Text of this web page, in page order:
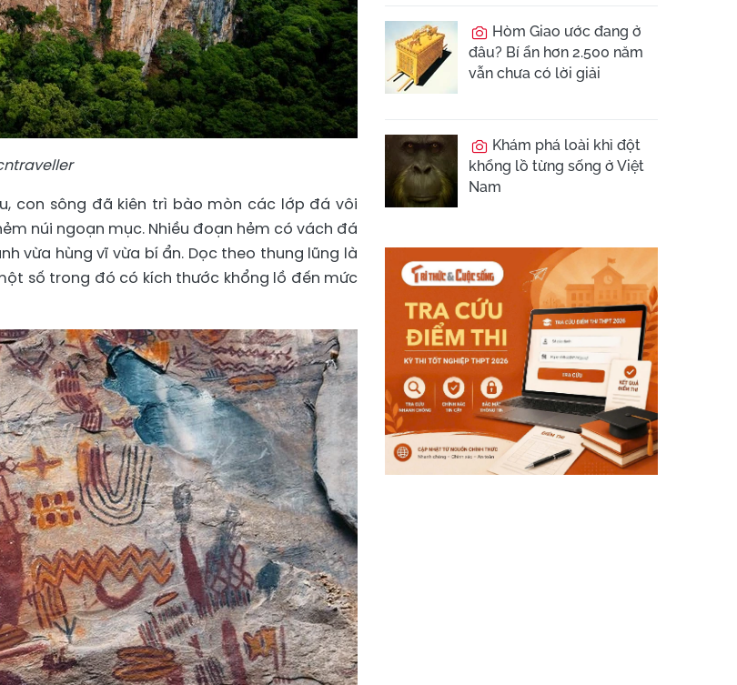
con sông đã kiên trì bào mòn các lớp đá vôi
núi ngoạn mục. Nhiều đoạn hẻm có vách đá
vừa hùng vĩ vừa bí ẩn. Dọc theo thung lũng là
số trong đó có kích thước khổng lồ đến mức
Hòm Giao ước đang ở
đâu? Bí ẩn hơn 2.500 năm
vẫn chưa có lời giải
Khám phá loài khỉ đột
khổng lồ từng sống ở Việt
Nam